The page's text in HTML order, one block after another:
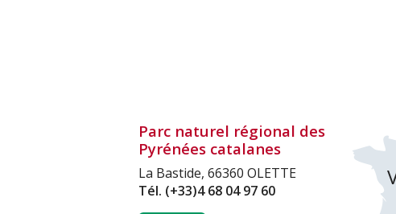
Parc naturel régional des
Pyrénées catalanes
La Bastide, 66360 OLETTE
Tél. (+33)4 68 04 97 60